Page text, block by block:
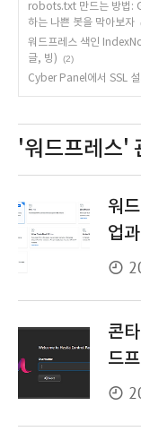
robots.txt 만드는 방법:
하는 나쁜 봇을 막아보자
워드프레스 색인
글, 빙)
(2)
Cyber Panel에서 SSL 설
'워드프레스'
워
업
콘
드